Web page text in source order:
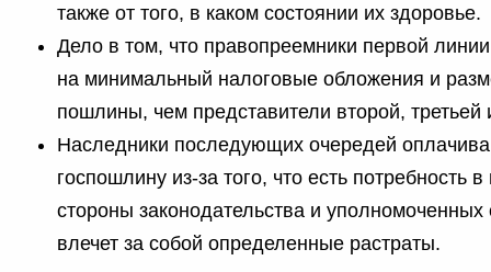
также от того, в каком состоянии их здоровье.
Дело в том, что правопреемники первой
на минимальный налоговые обложения и
пошлины, чем представители второй,
Наследники последующих очередей
госпошлину из-за того, что есть потребность
стороны законодательства и
влечет за собой определенные растраты.